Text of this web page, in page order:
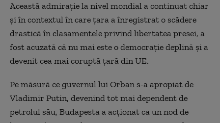
Această admirație la nivel mondial a continuat chiar
și în contextul în care țara a înregistrat o scădere
drastică în clasamentele privind libertatea presei, a
fost acuzată că nu mai este o democrație deplină și a
devenit cea mai coruptă țară din UE.
Pe măsură ce guvernul lui Orban s-a apropiat de
Vladimir Putin, devenind tot mai dependent de
petrolul său, Budapesta a acționat ca un nod de